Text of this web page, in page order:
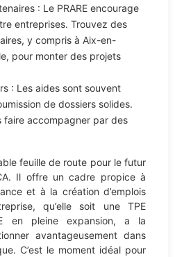
: Le PRARE encourage
entreprises. Trouvez des
y compris à Aix-en-
pour monter des projets
: Les aides sont souvent
de dossiers solides.
faire accompagner par des
feuille de route pour le futur
Il offre un cadre propice à
et à la création d’emplois
qu’elle soit une TPE
en pleine expansion, a la
avantageusement dans
C’est le moment idéal pour